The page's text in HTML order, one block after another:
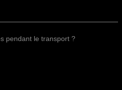
pendant le transport ?